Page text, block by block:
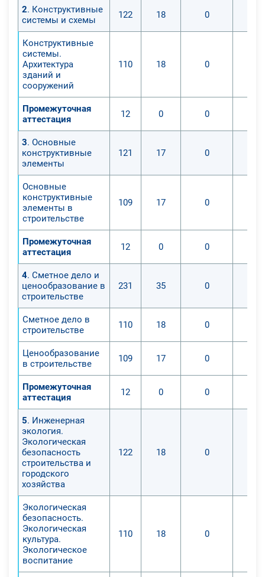
2. Конструктивные
системы и схемы
122 18 0
Конструктивные
системы.
Архитектура
зданий и
сооружений
110 18 0
Промежуточная
аттестация
12 0 0
3. Основные
конструктивные
элементы
121 17 0
Основные
конструктивные
элементы в
строительстве
109 17 0
Промежуточная
аттестация
12 0 0
4. Сметное дело и
ценообразование в
строительстве
231 35 0
Сметное дело в
строительстве
110 18 0
Ценообразование
в строительстве
109 17 0
Промежуточная
аттестация
12 0 0
5. Инженерная
экология.
Экологическая
безопасность
строительства и
городского
хозяйства
122 18 0
Экологическая
безопасность.
Экологическая
культура.
Экологическое
воспитание
110 18 0